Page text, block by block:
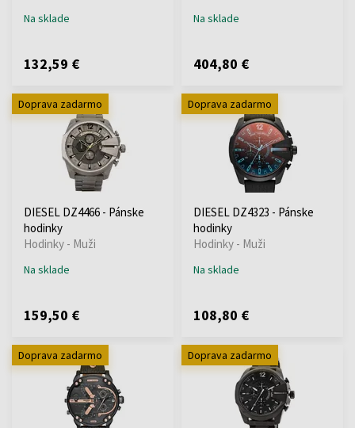
Na sklade
132,59 €
Na sklade
404,80 €
Doprava zadarmo
DIESEL DZ4466 - Pánske
hodinky
Hodinky - Muži
Na sklade
159,50 €
Doprava zadarmo
DIESEL DZ4323 - Pánske
hodinky
Hodinky - Muži
Na sklade
108,80 €
Doprava zadarmo Doprava zadarmo